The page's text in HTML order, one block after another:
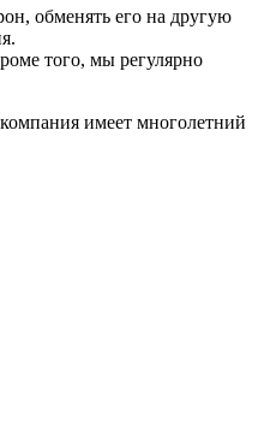
обменять его на другую
того, мы регулярно
имеет многолетний